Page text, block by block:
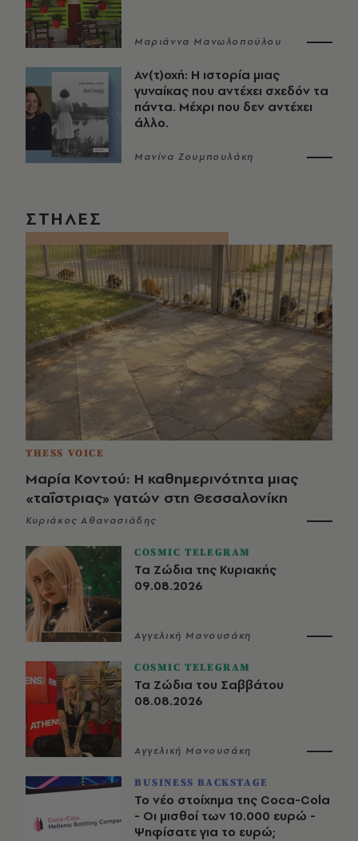
Μαριάννα Μανωλοπούλου
Αν(τ)οχή: Η ιστορία μιας
γυναίκας που αντέχει σχεδόν τα
πάντα. Μέχρι που δεν αντέχει
άλλο.
Μανίνα Ζουμπουλάκη
ΣΤΗΛΕΣ
THESS VOICE
Μαρία Κοντού: Η καθημερινότητα μιας
«ταΐστριας» γατών στη Θεσσαλονίκη
Κυριάκος Αθανασιάδης
COSMIC TELEGRAM
Τα Ζώδια της Κυριακής
09.08.2026
Αγγελική Μανουσάκη
COSMIC TELEGRAM
Τα Ζώδια του Σαββάτου
08.08.2026
Αγγελική Μανουσάκη
BUSINESS BACKSTAGE
Το νέο στοίχημα της Coca-Cola
- Οι μισθοί των 10.000 ευρώ -
Ψηφίσατε για το ευρώ;